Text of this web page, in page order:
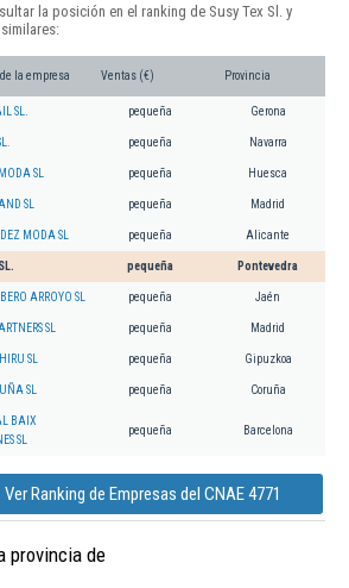
la posición en el ranking de Susy Tex Sl. y
la empresa Ventas (€) Provincia
SL. pequeña Gerona
pequeña Navarra
SL pequeña Huesca
SL pequeña Madrid
MODA SL pequeña Alicante
pequeña Pontevedra
ARROYO SL pequeña Jaén
SL pequeña Madrid
SL pequeña Gipuzkoa
SL pequeña Coruña
BAIX
SL
pequeña Barcelona
Ver Ranking de Empresas del CNAE 4771
provincia de